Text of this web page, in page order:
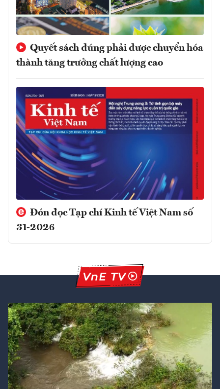
Quyết sách đúng phải được chuyển hóa
thành tăng trưởng chất lượng cao
Đón đọc Tạp chí Kinh tế Việt Nam số
31-2026